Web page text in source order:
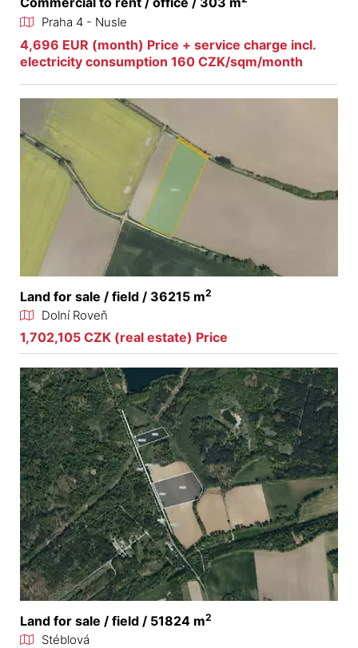
Praha 4 - Nusle
4,696 EUR (month) Price + service charge incl.
electricity consumption 160 CZK/sqm/month
Land for sale / field / 36215 m2
Dolní Roveň
1,702,105 CZK (real estate) Price
Land for sale / field / 51824 m2
Stéblová